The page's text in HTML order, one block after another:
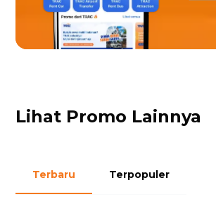
Lihat Promo Lainnya
Terbaru Terpopuler